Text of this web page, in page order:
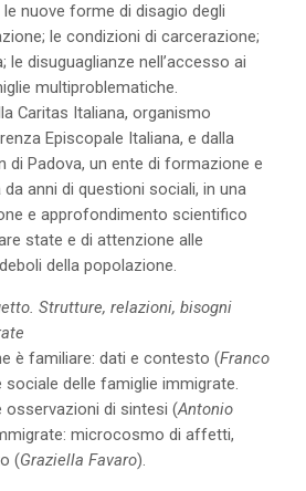
nuove forme di disagio degli
le condizioni di carcerazione;
le disuguaglianze nell’accesso ai
multiproblematiche.
Caritas Italiana, organismo
Episcopale Italiana, e dalla
di Padova, un ente di formazione e
anni di questioni sociali, in una
e approfondimento scientifico
state e di attenzione alle
della popolazione.
Strutture, relazioni, bisogni
è familiare: dati e contesto (Franco
sociale delle famiglie immigrate.
osservazioni di sintesi (Antonio
microcosmo di affetti,
(Graziella Favaro).